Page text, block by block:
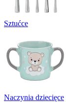
Sztućce
Naczynia dziecięce